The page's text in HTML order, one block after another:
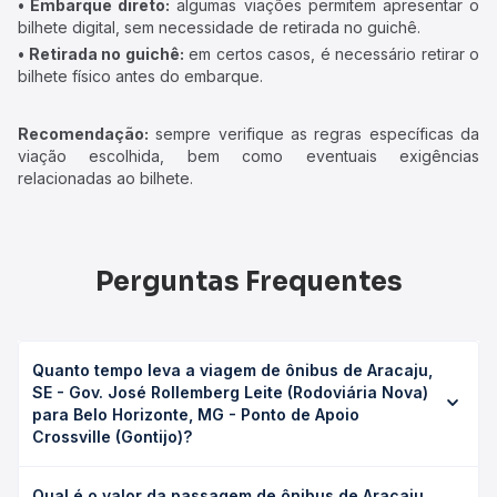
• Embarque direto: algumas viações permitem apresentar o
bilhete digital, sem necessidade de retirada no guichê.
• Retirada no guichê: em certos casos, é necessário retirar o
bilhete físico antes do embarque.
Recomendação: sempre verifique as regras específicas da
viação escolhida, bem como eventuais exigências
relacionadas ao bilhete.
Perguntas Frequentes
Quanto tempo leva a viagem de ônibus de Aracaju,
SE - Gov. José Rollemberg Leite (Rodoviária Nova)
para Belo Horizonte, MG - Ponto de Apoio
Crossville (Gontijo)?